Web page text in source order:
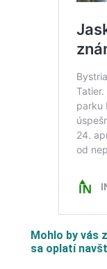
Mohlo by vás
sa oplatí